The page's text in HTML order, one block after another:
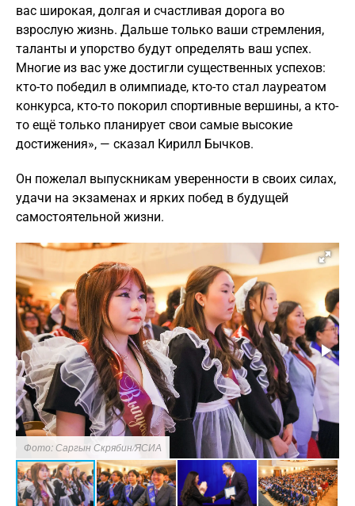
вас широкая, долгая и счастливая дорога во
взрослую жизнь. Дальше только ваши стремления,
таланты и упорство будут определять ваш успех.
Многие из вас уже достигли существенных успехов:
кто-то победил в олимпиаде, кто-то стал лауреатом
конкурса, кто-то покорил спортивные вершины, а кто-
то ещё только планирует свои самые высокие
достижения», — сказал Кирилл Бычков.
Он пожелал выпускникам уверенности в своих силах,
удачи на экзаменах и ярких побед в будущей
самостоятельной жизни.
Фото: Саргын Скрябин/ЯСИА